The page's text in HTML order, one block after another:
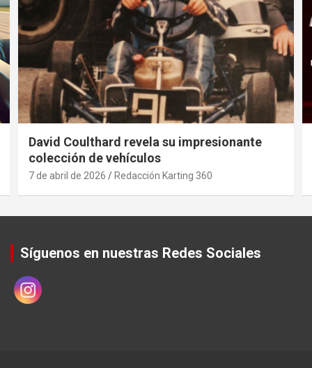
David Coulthard revela su impresionante
colección de vehículos
7 de abril de 2026 Redacción Karting 360
Síguenos en nuestras Redes Sociales